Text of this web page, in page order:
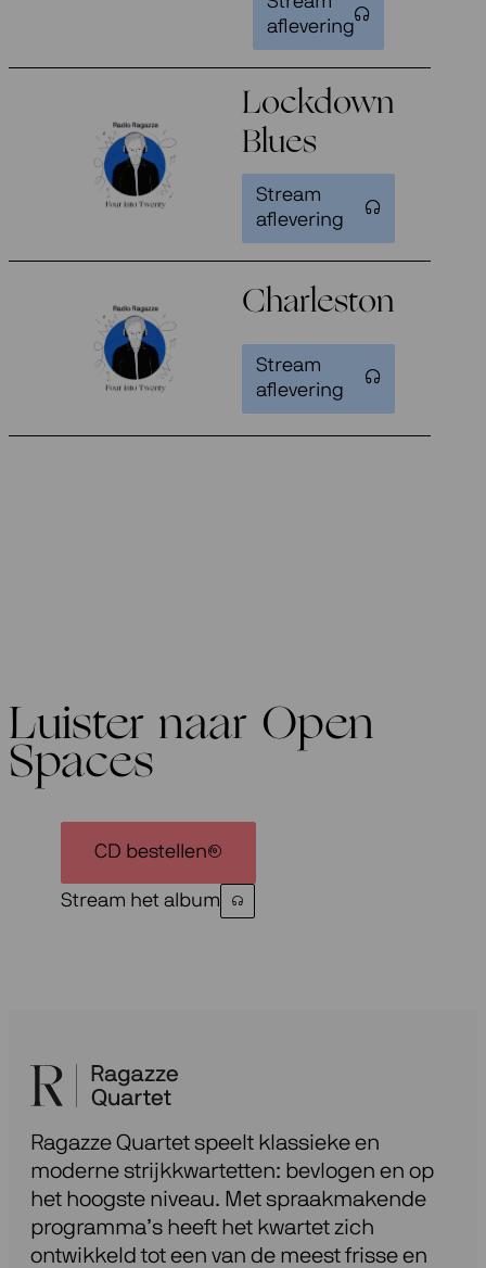
aflevering
Lockdown
Blues
Stream
aflevering
Charleston
Stream
aflevering
Luister naar Open
Spaces
CD bestellen
Stream het album
Ragazze Quartet speelt klassieke en
moderne strijkkwartetten: bevlogen en op
het hoogste niveau. Met spraakmakende
programma’s heeft het kwartet zich
ontwikkeld tot een van de meest frisse en